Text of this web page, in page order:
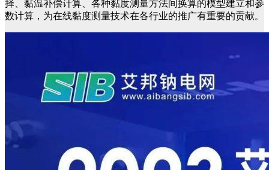
择、黏温补偿计算、各种黏度测量方法间换算的模型建立和参
数计算，为在线黏度测量技术在各行业的推广有重要的贡献。